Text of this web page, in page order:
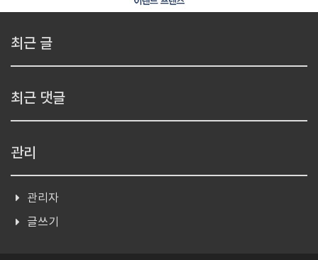
최근 글
최근 댓글
관리
관리자
글쓰기